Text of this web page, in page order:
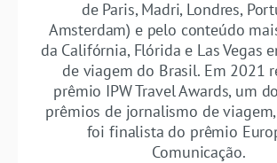
de Paris, Madri, Londres,
Amsterdam) e pelo conteúdo
da Califórnia, Flórida e Las Vegas
de viagem do Brasil. Em 2021
prêmio IPW Travel Awards, um
prêmios de jornalismo de
foi finalista do prêmio
Comunicação.